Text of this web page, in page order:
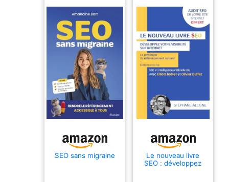
SEO sans migraine
Le nouveau livre
SEO : développez